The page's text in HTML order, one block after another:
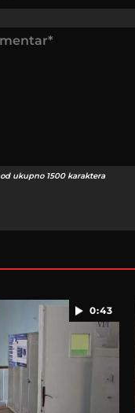
od ukupno 1500 karaktera
0:43